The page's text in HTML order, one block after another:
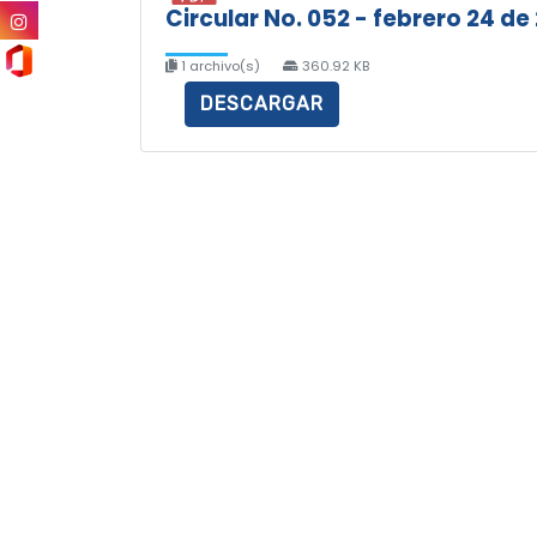
Circular No. 052 - febrero 24 de
1 archivo(s) 360.92 KB
DESCARGAR